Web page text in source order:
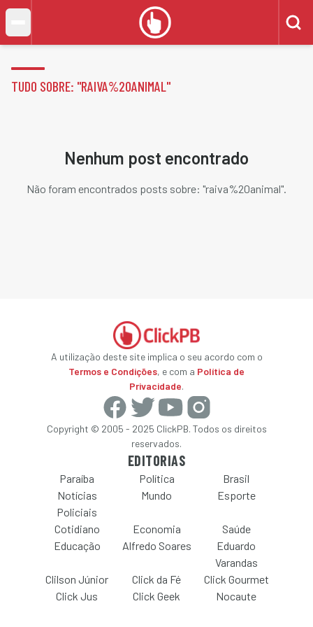
TUDO SOBRE: "RAIVA%20ANIMAL"
Nenhum post encontrado
Não foram encontrados posts sobre: "raiva%20animal".
A utilização deste site implica o seu acordo com o
Termos e Condições, e com a Política de
Privacidade.
Copyright © 2005 - 2025 ClickPB. Todos os direitos
reservados.
EDITORIAS
Paraíba Política
Brasil
Notícias
Policiais
Mundo Esporte
Cotidiano Economia
Saúde
Educação
Alfredo Soares
Eduardo
Varandas
Clilson Júnior
Click da Fé
Click Gourmet
Click Jus
Click Geek Nocaute